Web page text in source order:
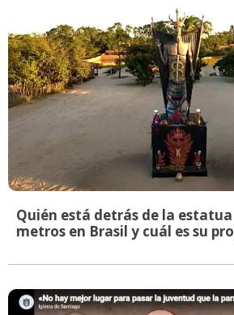
Quién está detrás de la
metros en Brasil y cuál es su